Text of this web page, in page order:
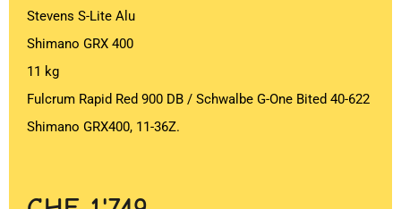
Stevens S-Lite Alu
Shimano GRX 400
11 kg
Fulcrum Rapid Red 900 DB / Schwalbe G-One Bited 40-622
Shimano GRX400, 11-36Z.